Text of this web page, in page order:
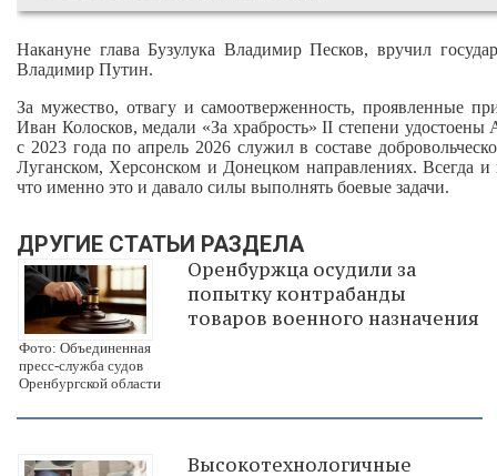
Накануне глава Бузулука Владимир Песков, вручил
Владимир Путин.
За мужество, отвагу и самоотверженность, проявленные
Иван Колосков, медали «За храбрость» II степени
с 2023 года по апрель 2026 служил в составе
Луганском, Херсонском и Донецком направлениях. Всегда
что именно это и давало силы выполнять боевые задачи.
ДРУГИЕ СТАТЬИ РАЗДЕЛА
Фото: Объединенная
пресс-служба судов
Оренбургской области
Оренбуржца осудили за
попытку контрабанды
товаров военного назначения
Высокотехнологичные